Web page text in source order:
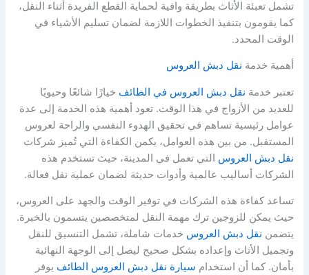
تشمل تعبئة الأثاث بطريقة وافية لحماية القطع الفريدة أثناء النقل،
كما يقومون بتنفيذ الخطوات اللازمة لضمان تسليم الأشياء في
الوقت المحدد.
أهمية خدمة نقل دبش العروس
تعتبر خدمة نقل دبش العروس في الطائف خيارًا شائعًا وحيويًا
للعديد من الأزواج في هذا الوقت. تعود أهمية هذه الخدمة إلى عدة
عوامل رئيسية تساهم في تحقيق الهدوء النفسي والراحة لعروس
المستقبل. من بين هذه العوامل، يكمن الكفاءة التي تُميز شركات
نقل دبش العروس التي تعمل في المدينة، حيث تستخدم هذه
الشركات أساليب عالمية وأدوات حديثة لضمان عملية نقل فعالة.
تساعد كفاءة هذه الشركات في توفير الوقت والجهد على العروس،
حيث يمكن للزوجين ترك مهمة النقل لمتخصصين يتسمون بالخبرة.
يتضمن نقل دبش العروس خدمات شاملة، تشمل التنسيق للنقل
وتجميل الأثاث وإعداده بشكل صحيح ليصل إلى الوجهة النهائية
بأمان. كما أن استخدام سيارة نقل دبش العروس الطائف يوفر